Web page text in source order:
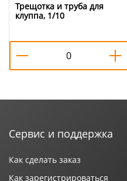
Трещотка и труба для
клуппа, 1/10
Сервис и поддержка
Как сделать заказ
Как зарегистрироваться